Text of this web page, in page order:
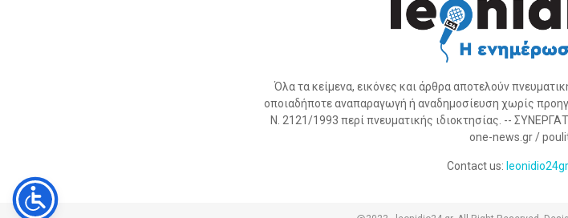
Όλα τα κείμενα, εικόνες και άρθρα αποτελούν
οποιαδήποτε αναπαραγωγή ή αναδημοσίευση χωρίς
Ν. 2121/1993 περί πνευματικής ιδιοκτησίας. --
one-news.gr /
Contact us: